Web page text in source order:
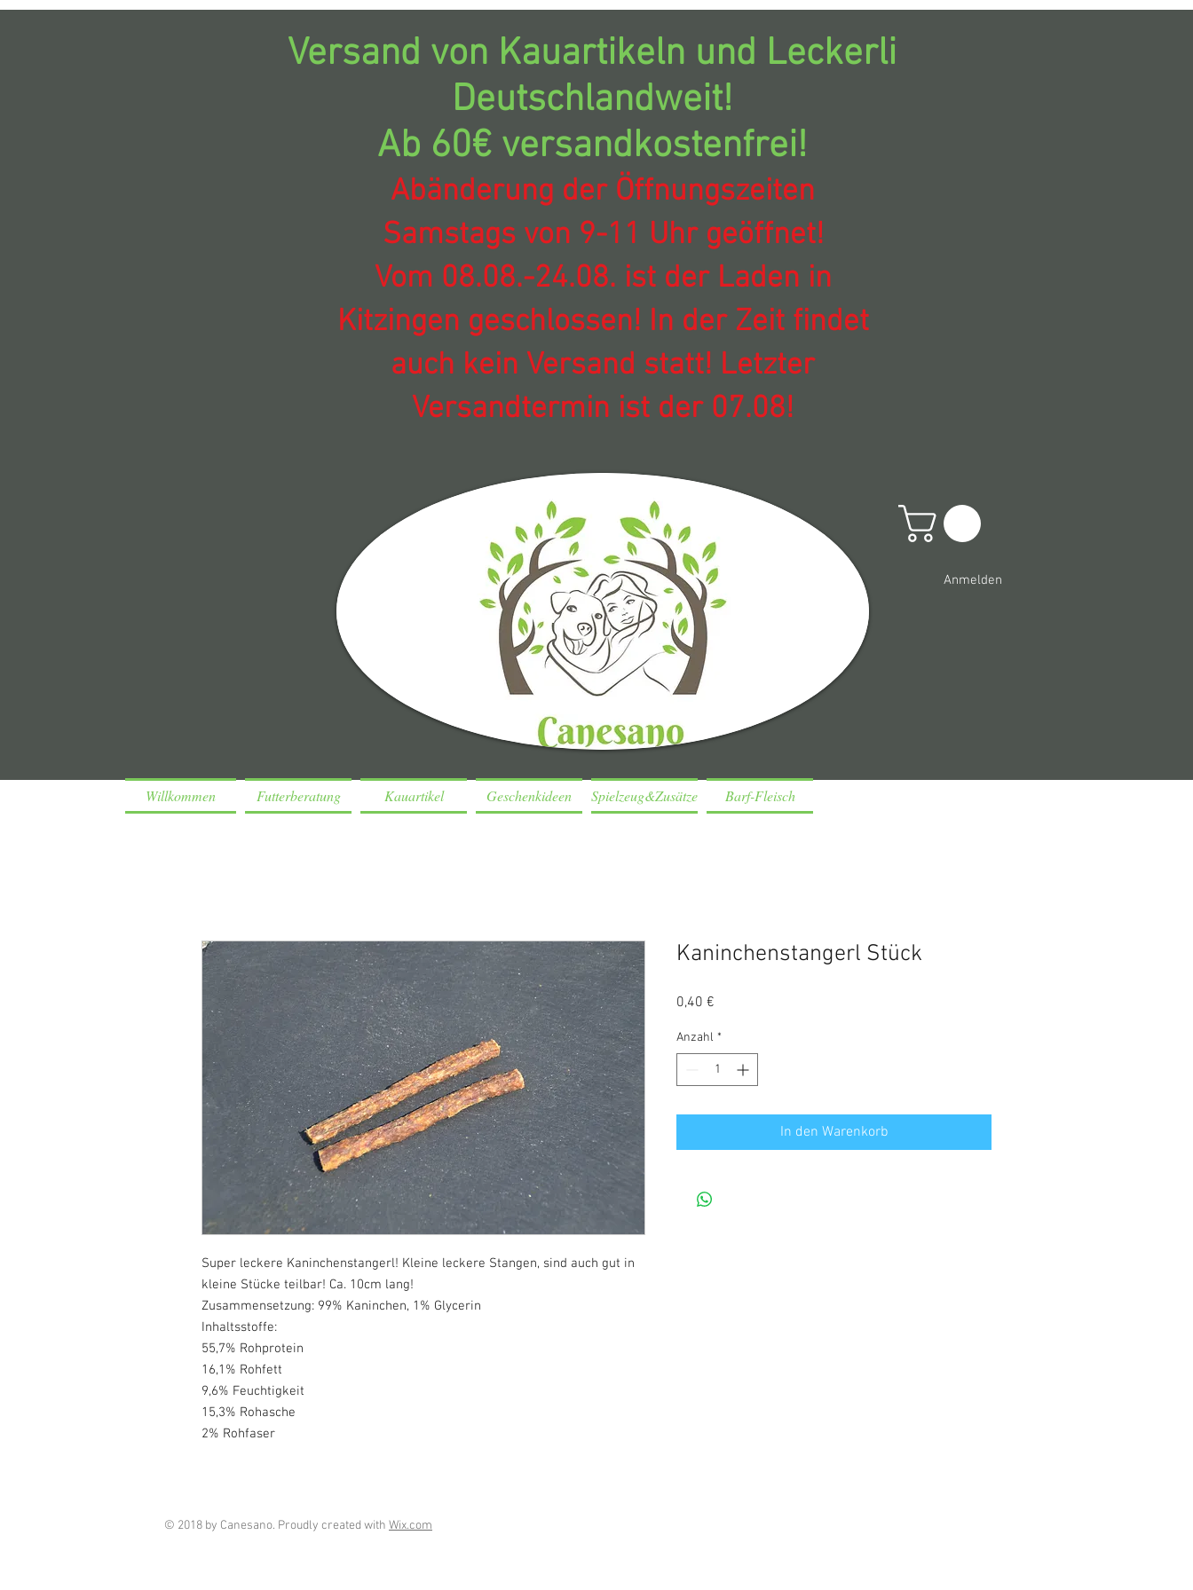
Versand von Kauartikeln und Leckerli
Deutschlandweit!
Ab 60€ versandkostenfrei!
Abänderung der Öffnungszeiten
Samstags von 9-11 Uhr geöffnet!
Vom 08.08.-24.08. ist der Laden in
Kitzingen geschlossen! In der Zeit findet
auch kein Versand statt! Letzter
Versandtermin ist der 07.08!
Anmelden
Willkommen Futterberatung Kauartikel Geschenkideen Spielzeug&Zusätze Barf-Fleisch
Super leckere Kaninchenstangerl! Kleine leckere Stangen, sind auch gut in
kleine Stücke teilbar! Ca. 10cm lang!
Zusammensetzung: 99% Kaninchen, 1% Glycerin
Inhaltsstoffe:
55,7% Rohprotein
16,1% Rohfett
9,6% Feuchtigkeit
15,3% Rohasche
2% Rohfaser
Kaninchenstangerl Stück
0,40 €
Anzahl *
In den Warenkorb
© 2018 by Canesano. Proudly created with Wix.com